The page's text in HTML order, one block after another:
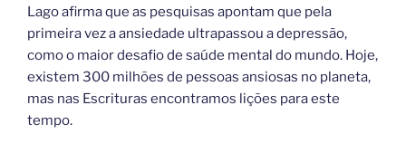
Lago afirma que as pesquisas apontam que pela
primeira vez a ansiedade ultrapassou a depressão,
como o maior desafio de saúde mental do mundo. Hoje,
existem 300 milhões de pessoas ansiosas no planeta,
mas nas Escrituras encontramos lições para este
tempo.